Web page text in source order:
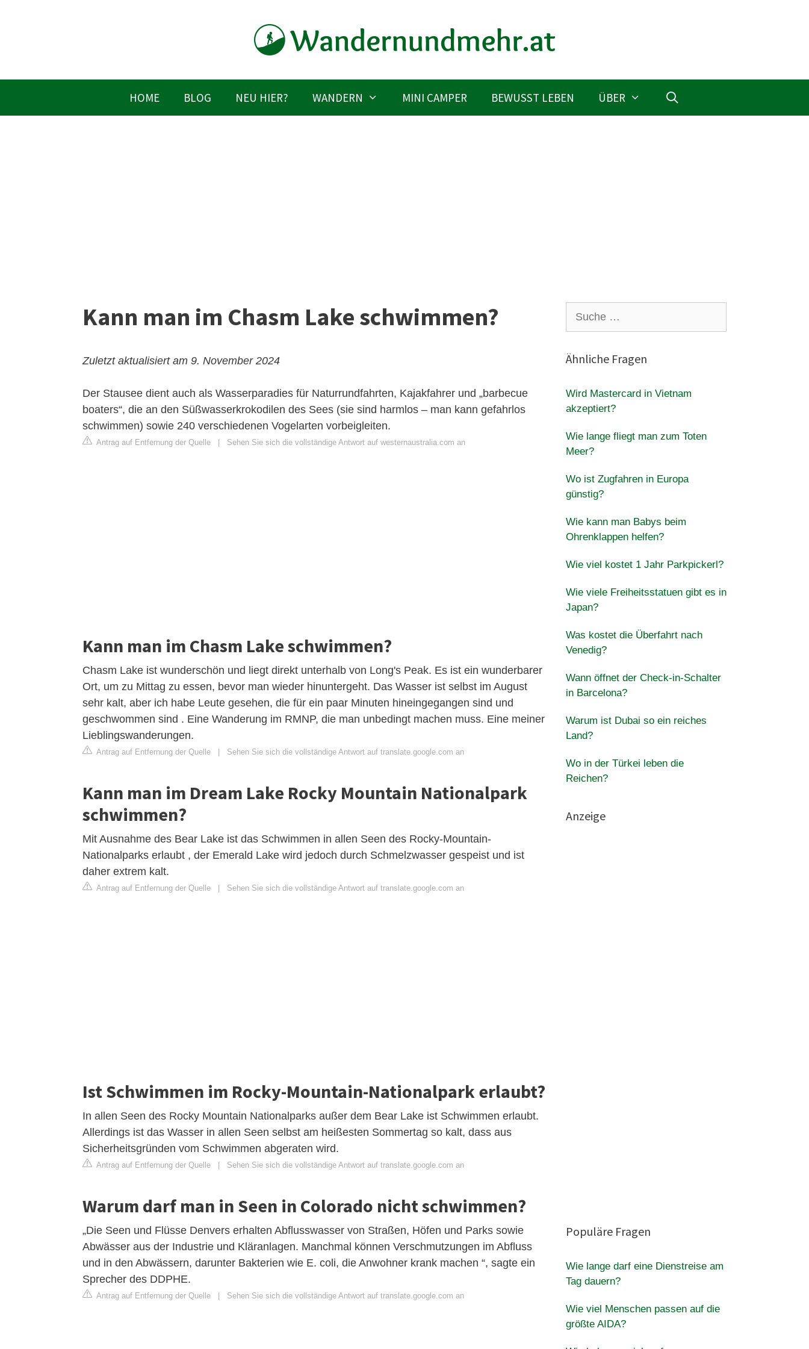
HOME BLOG NEU HIER? WANDERN MINI CAMPER BEWUSST LEBEN ÜBER
Kann man im Chasm Lake schwimmen?
Zuletzt aktualisiert am 9. November 2024
Der Stausee dient auch als Wasserparadies für Naturrundfahrten, Kajakfahrer und „barbecue
boaters“, die an den Süßwasserkrokodilen des Sees (sie sind harmlos – man kann gefahrlos
schwimmen) sowie 240 verschiedenen Vogelarten vorbeigleiten.
Antrag auf Entfernung der Quelle Sehen Sie sich die vollständige Antwort auf westernaustralia.com an
Kann man im Chasm Lake schwimmen?
Chasm Lake ist wunderschön und liegt direkt unterhalb von Long's Peak. Es ist ein wunderbarer
Ort, um zu Mittag zu essen, bevor man wieder hinuntergeht. Das Wasser ist selbst im August
sehr kalt, aber ich habe Leute gesehen, die für ein paar Minuten hineingegangen sind und
geschwommen sind . Eine Wanderung im RMNP, die man unbedingt machen muss. Eine meiner
Lieblingswanderungen.
Antrag auf Entfernung der Quelle Sehen Sie sich die vollständige Antwort auf translate.google.com an
Kann man im Dream Lake Rocky Mountain Nationalpark
schwimmen?
Mit Ausnahme des Bear Lake ist das Schwimmen in allen Seen des Rocky-Mountain-
Nationalparks erlaubt , der Emerald Lake wird jedoch durch Schmelzwasser gespeist und ist
daher extrem kalt.
Antrag auf Entfernung der Quelle Sehen Sie sich die vollständige Antwort auf translate.google.com an
Ist Schwimmen im Rocky-Mountain-Nationalpark erlaubt?
In allen Seen des Rocky Mountain Nationalparks außer dem Bear Lake ist Schwimmen erlaubt.
Allerdings ist das Wasser in allen Seen selbst am heißesten Sommertag so kalt, dass aus
Sicherheitsgründen vom Schwimmen abgeraten wird.
Antrag auf Entfernung der Quelle Sehen Sie sich die vollständige Antwort auf translate.google.com an
Warum darf man in Seen in Colorado nicht schwimmen?
„Die Seen und Flüsse Denvers erhalten Abflusswasser von Straßen, Höfen und Parks sowie
Abwässer aus der Industrie und Kläranlagen. Manchmal können Verschmutzungen im Abfluss
und in den Abwässern, darunter Bakterien wie E. coli, die Anwohner krank machen “, sagte ein
Sprecher des DDPHE.
Antrag auf Entfernung der Quelle Sehen Sie sich die vollständige Antwort auf translate.google.com an
nach:
Ähnliche Fragen
Wird Mastercard in Vietnam
akzeptiert?
Wie lange fliegt man zum Toten
Meer?
Wo ist Zugfahren in Europa
günstig?
Wie kann man Babys beim
Ohrenklappen helfen?
Wie viel kostet 1 Jahr Parkpickerl?
Wie viele Freiheitsstatuen gibt es in
Japan?
Was kostet die Überfahrt nach
Venedig?
Wann öffnet der Check-in-Schalter
in Barcelona?
Warum ist Dubai so ein reiches
Land?
Wo in der Türkei leben die
Reichen?
Anzeige
Populäre Fragen
Wie lange darf eine Dienstreise am
Tag dauern?
Wie viel Menschen passen auf die
größte AIDA?